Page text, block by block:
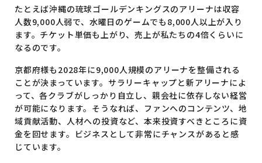
たとえば沖縄の琉球ゴールデンキングスのアリーナは収容
人数9,000人弱で、水曜日のゲームでも8,000人以上が入り
ます。チケット単価も上がり、売上が私たちの4倍くらいに
なるのです。
京都府様も2028年に9,000人規模のアリーナを整備される
ことが決まっています。サラリーキャップと新アリーナによ
って、各クラブがしっかり自立し、親会社に依存しない経営
が可能になります。そうなれば、ファンへのコンテンツ、地
域貢献活動、人材への投資など、本来投資すべきところに資
金を回せます。ビジネスとして非常にチャンスがあると感
じています。